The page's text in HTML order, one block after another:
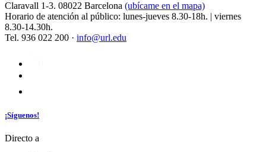
Claravall 1-3. 08022 Barcelona (ubícame en el mapa)
Horario de atención al público: lunes-jueves 8.30-18h. | viernes
8.30-14.30h.
Tel. 936 022 200 · info@url.edu
¡Síguenos!
Directo a